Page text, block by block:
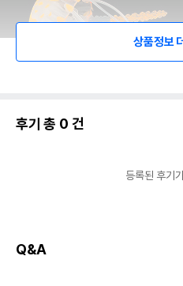
상품정보
후기 총 0 건
등록된 후기
Q&A